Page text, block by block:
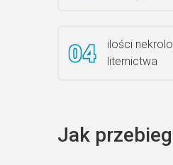
ilości
liternictwa
Jak